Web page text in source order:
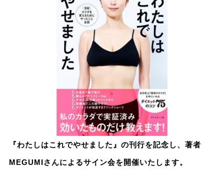
『わたしはこれでやせました』の刊行を記念し、著者
MEGUMIさんによるサイン会を開催いたします。